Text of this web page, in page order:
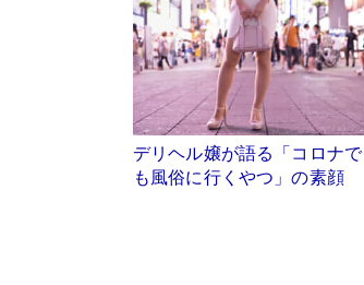
デリヘル嬢が語る「コロナで
も風俗に行くやつ」の素顔